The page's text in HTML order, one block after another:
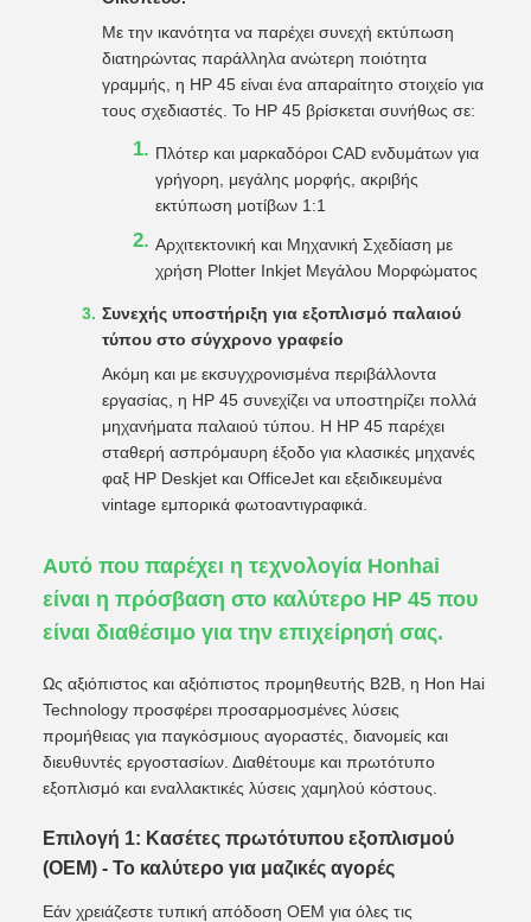
Με την ικανότητα να παρέχει συνεχή εκτύπωση
διατηρώντας παράλληλα ανώτερη ποιότητα
γραμμής, η HP 45 είναι ένα απαραίτητο στοιχείο για
τους σχεδιαστές. Το HP 45 βρίσκεται συνήθως σε:
Πλότερ και μαρκαδόροι CAD ενδυμάτων για
γρήγορη, μεγάλης μορφής, ακριβής
εκτύπωση μοτίβων 1:1
Αρχιτεκτονική και Μηχανική Σχεδίαση με
χρήση Plotter Inkjet Μεγάλου Μορφώματος
Συνεχής υποστήριξη για εξοπλισμό παλαιού
τύπου στο σύγχρονο γραφείο
Ακόμη και με εκσυγχρονισμένα περιβάλλοντα
εργασίας, η HP 45 συνεχίζει να υποστηρίζει πολλά
μηχανήματα παλαιού τύπου. Η HP 45 παρέχει
σταθερή ασπρόμαυρη έξοδο για κλασικές μηχανές
φαξ HP Deskjet και OfficeJet και εξειδικευμένα
vintage εμπορικά φωτοαντιγραφικά.
Αυτό που παρέχει η τεχνολογία Honhai
είναι η πρόσβαση στο καλύτερο HP 45 που
είναι διαθέσιμο για την επιχείρησή σας.
Ως αξιόπιστος και αξιόπιστος προμηθευτής B2B, η Hon Hai
Technology προσφέρει προσαρμοσμένες λύσεις
προμήθειας για παγκόσμιους αγοραστές, διανομείς και
διευθυντές εργοστασίων. Διαθέτουμε και πρωτότυπο
εξοπλισμό και εναλλακτικές λύσεις χαμηλού κόστους.
Επιλογή 1: Κασέτες πρωτότυπου εξοπλισμού
(OEM) - Το καλύτερο για μαζικές αγορές
Εάν χρειάζεστε τυπική απόδοση OEM για όλες τις